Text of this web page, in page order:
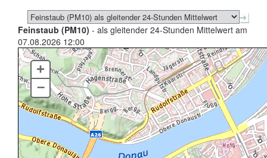
Feinstaub (PM10) - als gleitender 24-Stunden Mittelwert am
07.08.2026 12:00
+
–